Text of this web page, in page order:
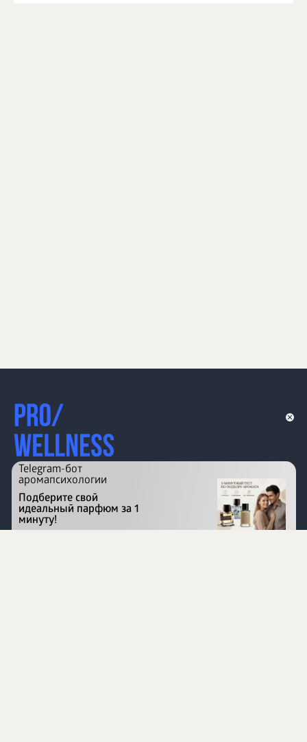
Перейти на сайт
Telegram-бот
аромапсихологии
Подберите свой
идеальный парфюм за 1
минуту!